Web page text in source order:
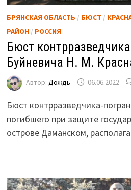
БРЯНСКАЯ ОБЛАСТЬ / БЮСТ /
РАЙОН/ РОССИЯ
Бюст
Буйневича Н. М.
Автор: Дождь 06.06.2022
Бюст контрразведчика-
погибшего при защите
острове Даманском,